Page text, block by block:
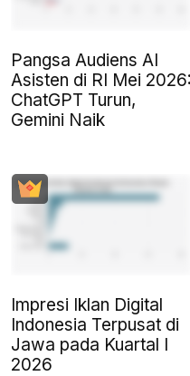
Pangsa Audiens AI
Asisten di RI Mei 2026:
ChatGPT Turun,
Gemini Naik
Impresi Iklan Digital
Indonesia Terpusat di
Jawa pada Kuartal I
2026